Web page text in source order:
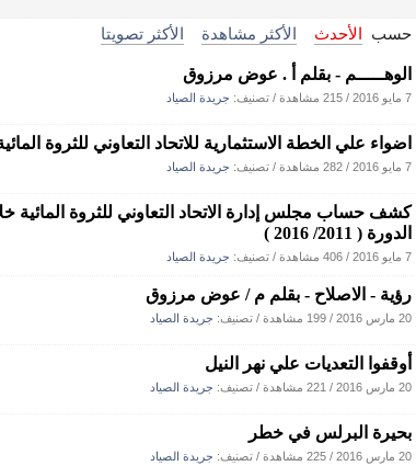
حسب الأحدث الأكثر مشاهدة الأكثر تصويتا
الوهـــــم - بقلم أ . عوض مرزوق
7 مايو 2016 / 215 مشاهدة / تصنيف: جريدة الصياد
اضواء علي الخطة الاستثمارية للاتحاد التعاوني للثروة
7 مايو 2016 / 282 مشاهدة / تصنيف: جريدة الصياد
كشف حساب مجلس إدارة الاتحاد التعاوني للثروة المائية
الدورة ( 2011/ 2016 )
7 مايو 2016 / 406 مشاهدة / تصنيف: جريدة الصياد
رؤية - الاصلاح - بقلم م / عوض مرزوق
20 مارس 2016 / 199 مشاهدة / تصنيف: جريدة الصياد
أوقفوا التعديات علي نهر النيل
20 مارس 2016 / 221 مشاهدة / تصنيف: جريدة الصياد
بحيرة البرلس في خطر
20 مارس 2016 / 225 مشاهدة / تصنيف: جريدة الصياد